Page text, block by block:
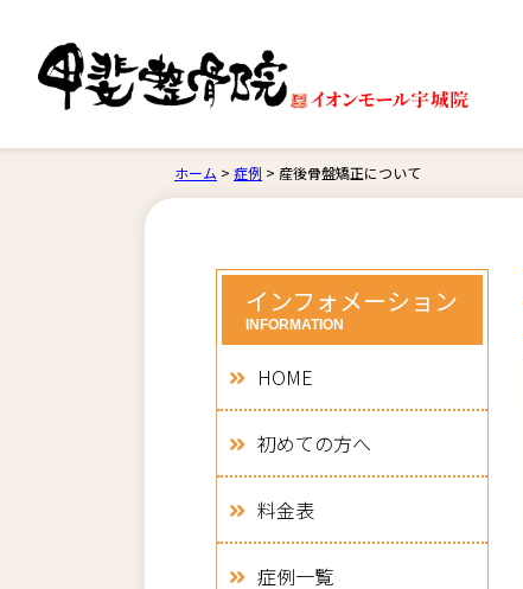
ホーム > 症例 > 産後骨盤矯正について
インフォメーション
INFORMATION
HOME
初めての方へ
料金表
症例一覧